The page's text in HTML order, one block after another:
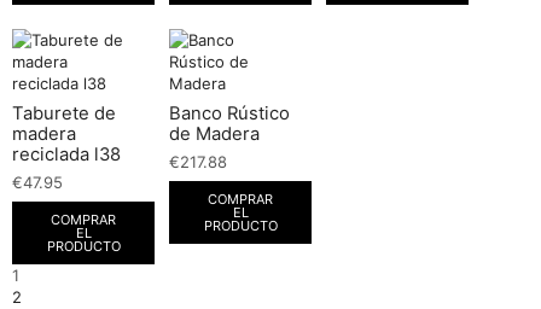
Taburete de
madera
reciclada l38
€47.95
COMPRAR
EL
PRODUCTO
Banco Rústico
de Madera
€217.88
COMPRAR
EL
PRODUCTO
1
2